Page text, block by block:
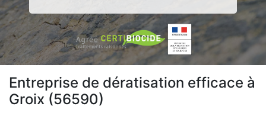
Entreprise de dératisation efficace à
Groix (56590)